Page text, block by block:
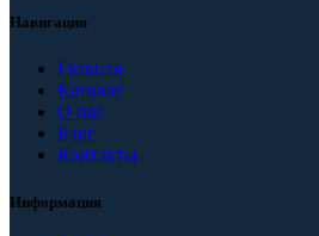
Навигация
Главная
Каталог
О нас
Блог
Контакты
Информация